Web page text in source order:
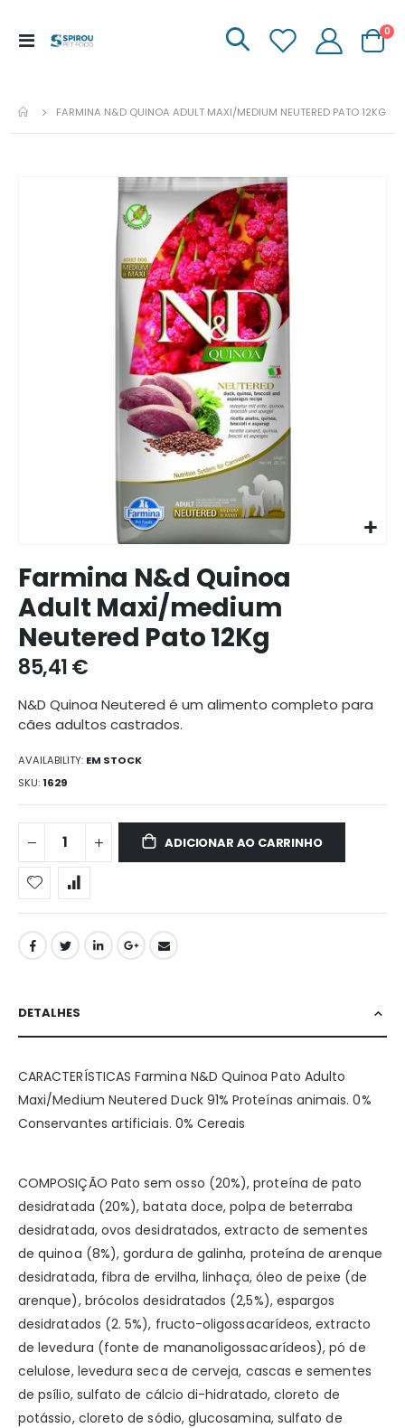
Menu
0
FARMINA N&D QUINOA ADULT MAXI/MEDIUM NEUTERED PATO 12KG
para
o
início
da
galeria
de
Farmina N&d Quinoa
Adult Maxi/medium
Neutered Pato 12Kg
85,41 €
N&D Quinoa Neutered é um alimento completo para
cães adultos castrados.
AVAILABILITY: EM STOCK
SKU 1629
ADICIONAR AO CARRINHO
DETALHES
CARACTERÍSTICAS Farmina N&D Quinoa Pato Adulto
Maxi/Medium Neutered Duck 91% Proteínas animais. 0%
Conservantes artificiais. 0% Cereais
COMPOSIÇÃO Pato sem osso (20%), proteína de pato
desidratada (20%), batata doce, polpa de beterraba
desidratada, ovos desidratados, extracto de sementes
de quinoa (8%), gordura de galinha, proteína de arenque
desidratada, fibra de ervilha, linhaça, óleo de peixe (de
arenque), brócolos desidratados (2,5%), espargos
desidratados (2. 5%), fructo-oligossacarídeos, extracto
de levedura (fonte de mananoligossacarídeos), pó de
celulose, levedura seca de cerveja, cascas e sementes
de psílio, sulfato de cálcio di-hidratado, cloreto de
potássio, cloreto de sódio, glucosamina, sulfato de